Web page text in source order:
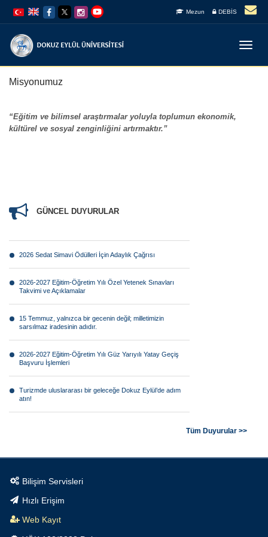
atla
Navigasyona
atla
Mezun DEBİS
Misyonumuz
“Eğitim ve bilimsel araştırmalar yoluyla toplumun ekonomik,
kültürel ve sosyal zenginliğini artırmaktır.”
GÜNCEL DUYURULAR
2026 Sedat Simavi Ödülleri İçin Adaylık Çağrısı
2026-2027 Eğitim-Öğretim Yılı Özel Yetenek Sınavları
Takvimi ve Açıklamalar
15 Temmuz, yalnızca bir gecenin değil; milletimizin
sarsılmaz iradesinin adıdır.
2026-2027 Eğitim-Öğretim Yılı Güz Yarıyılı Yatay Geçiş
Başvuru İşlemleri
Turizmde uluslararası bir geleceğe Dokuz Eylül’de adım
atın!
verin!
Tarımın geleceği teknolojiyle şekilleniyor.
Eylül’de yetişiyor.
Tüm Duyurular >>
Bilişim Servisleri
Hızlı Erişim
Web Kayıt